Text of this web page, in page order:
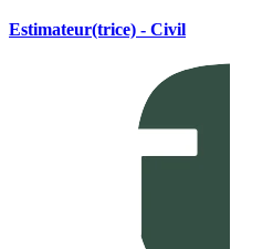
Estimateur(trice) - Civil